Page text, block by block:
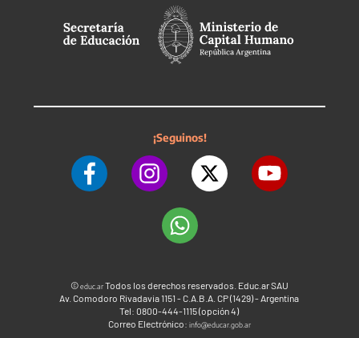
¡Seguinos!
©educ.arTodos los derechos reservados. Educ.ar SAU
Av. Comodoro Rivadavia 1151 - C.A.B.A. CP (1429) - Argentina
Tel: 0800-444-1115 (opción 4)
Correo Electrónico: info@educar.gob.ar